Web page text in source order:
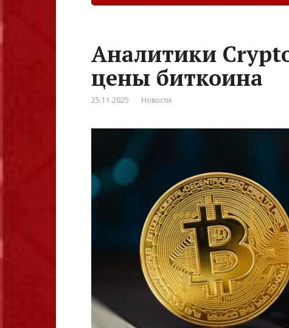
Аналитики
цены биткоина
25.11.2025 Новости